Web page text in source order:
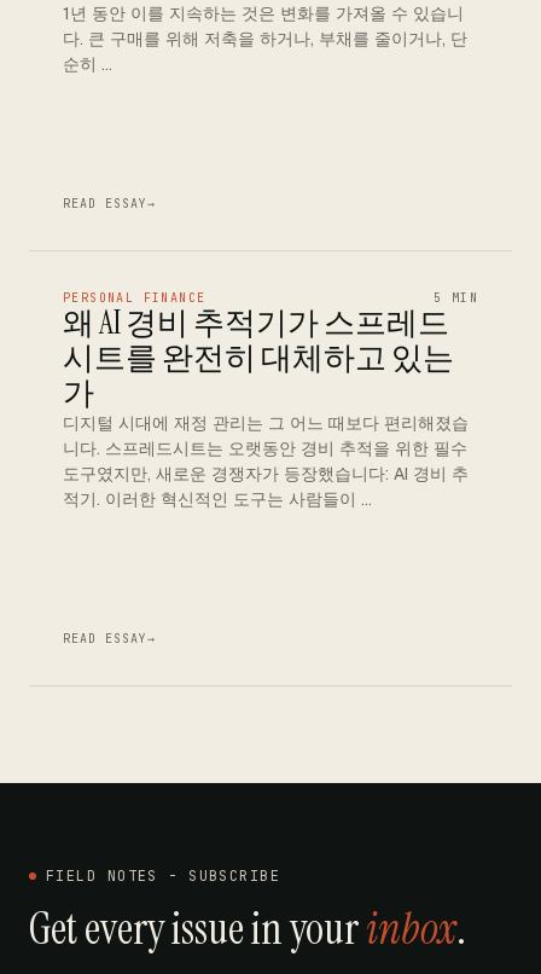
1년 동안 이를 지속하는 것은 변화를 가져올 수 있습니
다. 큰 구매를 위해 저축을 하거나, 부채를 줄이거나, 단
순히 …
READ ESSAY→
PERSONAL FINANCE 5 MIN
왜 AI 경비 추적기가 스프레드
시트를 완전히 대체하고 있는
가
디지털 시대에 재정 관리는 그 어느 때보다 편리해졌습
니다. 스프레드시트는 오랫동안 경비 추적을 위한 필수
도구였지만, 새로운 경쟁자가 등장했습니다: AI 경비 추
적기. 이러한 혁신적인 도구는 사람들이 …
READ ESSAY→
FIELD NOTES - SUBSCRIBE
Get every issue in yourinbox.